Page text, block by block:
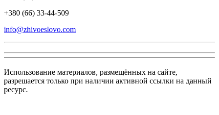
+380 (66) 33-44-509
info@zhivoeslovo.com
Использование материалов, размещённых на сайте,
разрешается только при наличии активной ссылки на данный
ресурс.